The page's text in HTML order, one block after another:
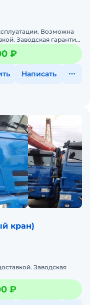
Возможна
Заводская гарантия.
₽
Написать
кран)
Заводская
₽